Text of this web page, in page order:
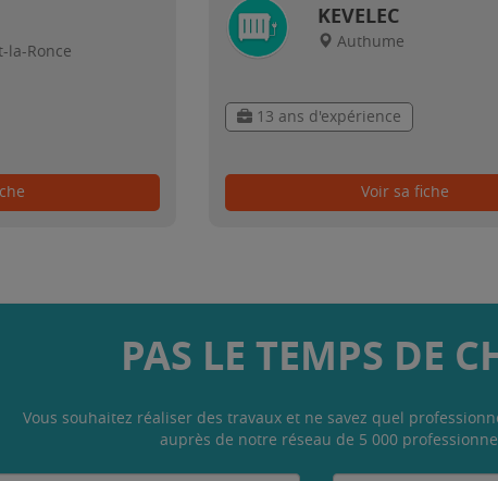
la-Ronce
KEVELEC
Authume
13 ans d'expérience
Voir sa fiche
PAS LE TEMPS DE
Vous souhaitez réaliser des travaux et ne savez quel
auprès de notre réseau de 5 000